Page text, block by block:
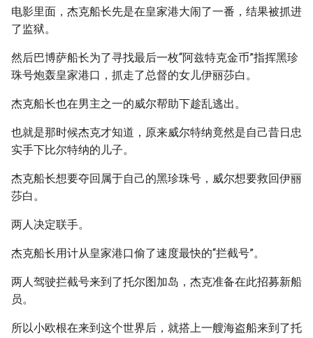
电影里面，杰克船长先是在皇家港大闹了一番，结果被抓进
了监狱。
然后巴博萨船长为了寻找最后一枚“阿兹特克金币”指挥黑珍
珠号炮轰皇家港口，抓走了总督的女儿伊丽莎白。
杰克船长也在男主之一的威尔帮助下趁乱逃出。
也就是那时候杰克才知道，原来威尔特纳竟然是自己昔日忠
实手下比尔特纳的儿子。
杰克船长想要夺回属于自己的黑珍珠号，威尔想要救回伊丽
莎白。
两人决定联手。
杰克船长用计从皇家港口偷了速度最快的“拦截号”。
两人驾驶拦截号来到了托尔图加岛，杰克准备在此招募新船
员。
所以小欧根在来到这个世界后，就搭上一艘海盗船来到了托